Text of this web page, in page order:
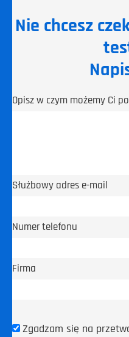
Nie chcesz
Opisz w czym możemy Ci
Służbowy adres e-mail
Numer telefonu
Firma
Zgadzam się na